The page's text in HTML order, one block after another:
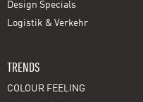
Design Specials
Logistik & Verkehr
TRENDS
COLOUR FEELING